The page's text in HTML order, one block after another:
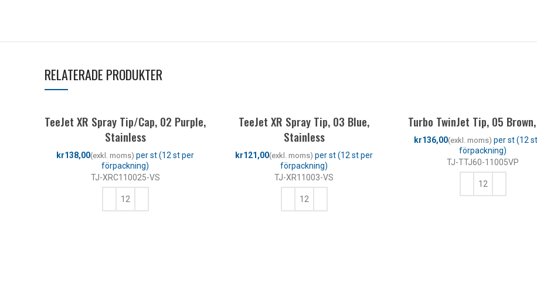
RELATERADE PRODUKTER
TeeJet XR Spray Tip/Cap, 02 Purple,
Stainless
kr
TJ-XRC110025-VS
TeeJet XR Spray Tip, 03 Blue,
Stainless
kr
TJ-XR11003-VS
Turbo TwinJet Tip, 05
kr
TJ-TTJ60-11005VP